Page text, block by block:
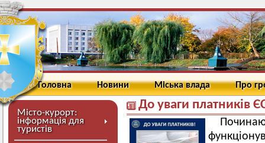
Головна Новини Міська влада Про
Місто-курорт:
інформація для
туристів
До уваги платників